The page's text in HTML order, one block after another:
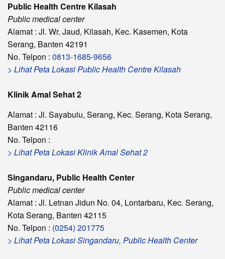
Public Health Centre Kilasah
Public medical center
Alamat : Jl. Wr. Jaud, Kilasah, Kec. Kasemen, Kota
Serang, Banten 42191
No. Telpon : 0813-1685-9656
> Lihat Peta Lokasi Public Health Centre Kilasah
Klinik Amal Sehat 2
Alamat : Jl. Sayabulu, Serang, Kec. Serang, Kota Serang,
Banten 42116
No. Telpon :
> Lihat Peta Lokasi Klinik Amal Sehat 2
Singandaru, Public Health Center
Public medical center
Alamat : Jl. Letnan Jidun No. 04, Lontarbaru, Kec. Serang,
Kota Serang, Banten 42115
No. Telpon : (0254) 201775
> Lihat Peta Lokasi Singandaru, Public Health Center